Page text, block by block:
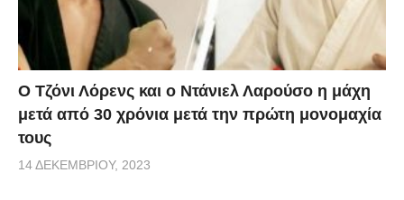
Ο Τζόνι Λόρενς και ο Ντάνιελ Λαρούσο η μάχη
μετά από 30 χρόνια μετά την πρώτη μονομαχία
τους
14 ΔΕΚΕΜΒΡΊΟΥ, 2023